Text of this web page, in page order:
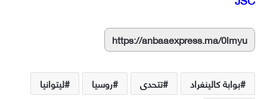
https://anbaaexpress.ma/0lmyu
بوابة كالينغراد تتحدى روسيا
ليتوانيا